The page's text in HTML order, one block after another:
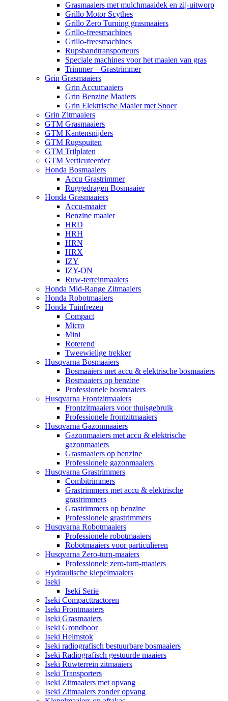
Grasmaaiers met mulchmaaidek en zij-uitworp
Grillo Motor Scythes
Grillo Zero Turning grasmaaiers
Grillo-freesmachines
Grillo-freesmachines
Rupsbandtransporteurs
Speciale machines voor het maaien van gras
Trimmer – Grastrimmer
Grin Grasmaaiers
Grin Accumaaiers
Grin Benzine Maaiers
Grin Elektrische Maaier met Snoer
Grin Zitmaaiers
GTM Grasmaaiers
GTM Kantensnijders
GTM Rugspuiten
GTM Trilplaten
GTM Verticuteerder
Honda Bosmaaiers
Accu Grastrimmer
Ruggedragen Bosmaaier
Honda Grasmaaiers
Accu-maaier
Benzine maaier
HRD
HRH
HRN
HRX
IZY
IZY-ON
Ruw-terreinmaaiers
Honda Mid-Range Zitmaaiers
Honda Robotmaaiers
Honda Tuinfrezen
Compact
Micro
Mini
Roterend
Tweewielige trekker
Husqvarna Bosmaaiers
Bosmaaiers met accu & elektrische bosmaaiers
Bosmaaiers op benzine
Professionele bosmaaiers
Husqvarna Frontzitmaaiers
Frontzitmaaiers voor thuisgebruik
Professionele frontzitmaaiers
Husqvarna Gazonmaaiers
Gazonmaaiers met accu & elektrische
gazonmaaiers
Grasmaaiers op benzine
Professionele gazonmaaiers
Husqvarna Grastrimmers
Combitrimmers
Grastrimmers met accu & elektrische
grastrimmers
Grastrimmers op benzine
Professionele grastrimmers
Husqvarna Robotmaaiers
Professionele robotmaaiers
Robotmaaiers voor particulieren
Husqvarna Zero-turn-maaiers
Professionele zero-turn-maaiers
Hydraulische klepelmaaiers
Iseki
Iseki Serie
Iseki Compacttractoren
Iseki Frontmaaiers
Iseki Grasmaaiers
Iseki Grondboor
Iseki Helmstok
Iseki radiografisch bestuurbare bosmaaiers
Iseki Radiografisch gestuurde maaiers
Iseki Ruwterrein zitmaaiers
Iseki Transporters
Iseki Zitmaaiers met opvang
Iseki Zitmaaiers zonder opvang